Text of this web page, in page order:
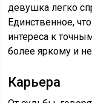
девушка легко
Единственное,
интереса к
более яркому и
Карьера